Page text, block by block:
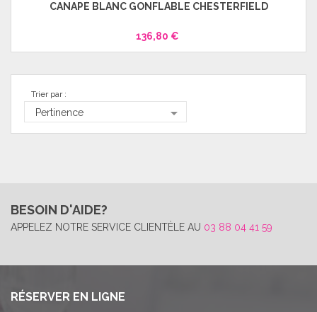
CANAPÉ BLANC GONFLABLE CHESTERFIELD
136,80 €
Trier par :
Pertinence 
BESOIN D'AIDE?
APPELEZ NOTRE SERVICE CLIENTÈLE AU 03 88 04 41 59
RÉSERVER EN LIGNE